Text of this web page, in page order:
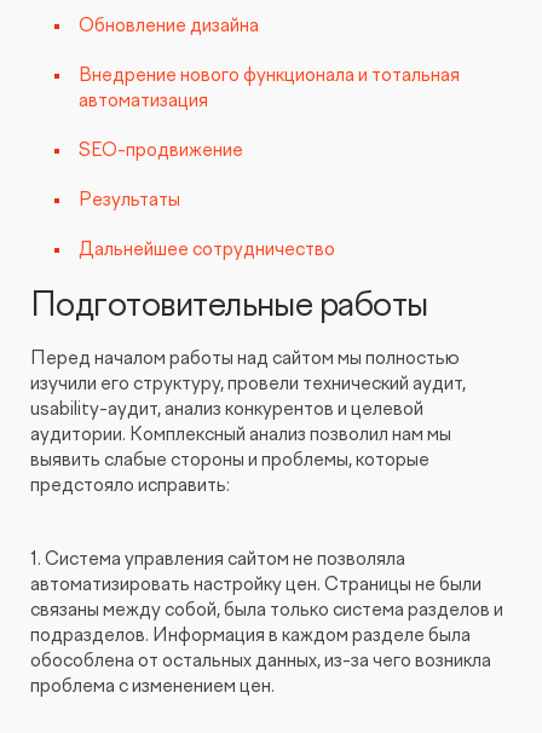
Обновление дизайна
Внедрение нового функционала и тотальная
автоматизация
SEO-продвижение
Результаты
Дальнейшее сотрудничество
Подготовительные работы
Перед началом работы над сайтом мы полностью
изучили его структуру, провели технический аудит,
usability-аудит, анализ конкурентов и целевой
аудитории. Комплексный анализ позволил нам мы
выявить слабые стороны и проблемы, которые
предстояло исправить:
1. Система управления сайтом не позволяла
автоматизировать настройку цен. Страницы не были
связаны между собой, была только система разделов и
подразделов. Информация в каждом разделе была
обособлена от остальных данных, из-за чего возникла
проблема с изменением цен.